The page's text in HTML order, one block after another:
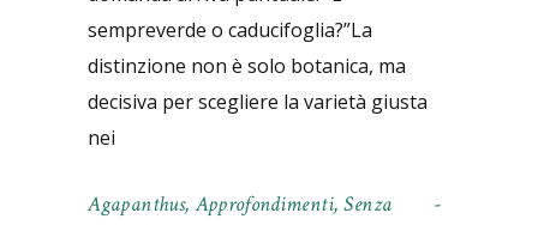
sempreverde o caducifoglia?”La
distinzione non è solo botanica, ma
decisiva per scegliere la varietà giusta
nei
Agapanthus,Approfondimenti,Senza